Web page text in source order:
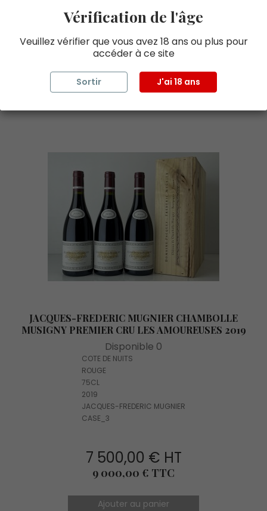
Prix
2 520,00 € TTC
Ajouter au panier
Découvrir
JACQUES-FREDERIC MUGNIER CHAMBOLLE
MUSIGNY PREMIER CRU LES AMOUREUSES 2019
Disponible 0
COTE DE NUITS
ROUGE
75CL
2019
JACQUES-FREDERIC MUGNIER
CASE_3
7 500,00 € HT
Prix
9 000,00 € TTC
Ajouter au panier
Vérification de l'âge
Veuillez vérifier que vous avez 18 ans ou plus pour
accéder à ce site
Sortir J'ai 18 ans